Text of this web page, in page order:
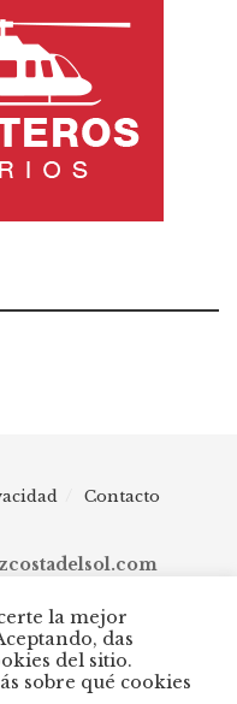
Contacto
de Málaga capital hasta
Fuengirola,
Estepona y Casares.
la mejor
das
del sitio.
sobre qué cookies